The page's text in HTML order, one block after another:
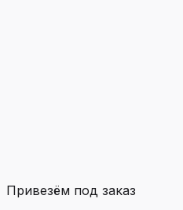
Привезём под заказ